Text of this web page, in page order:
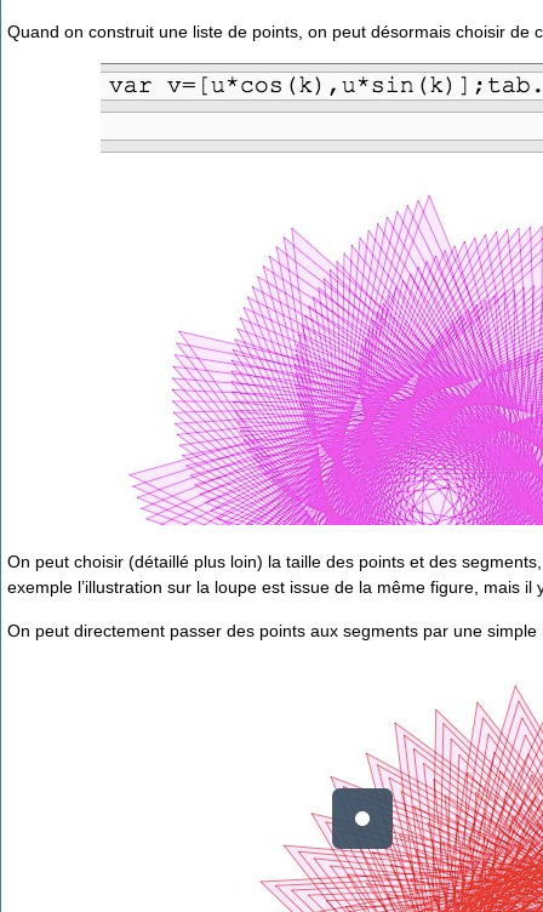
Quand on construit une liste de points, on peut désormais choisir de
On peut choisir (détaillé plus loin) la taille des points et des
exemple l’illustration sur la loupe est issue de la même figure, mais il
On peut directement passer des points aux segments par une